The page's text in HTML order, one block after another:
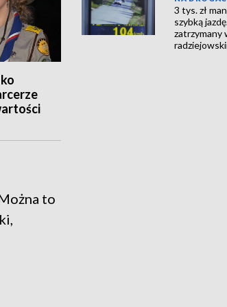
Można to
3 tys. zł
szybką
zatrzymany